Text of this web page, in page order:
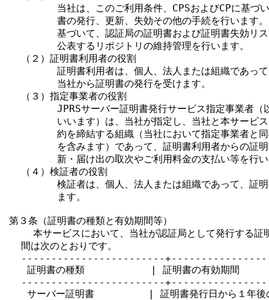
当社は、このご利用条件、CPSおよびCPに基づ
書の発行、更新、失効その他の手続を行います
基づいて、認証局の証明書および証明書失効リ
        公表するリポジトリの維持管理を行います。
  （２）証明書利用者の役割
証明書利用者は、個人、法人または組織であっ
        当社から証明書の発行を受けます。
  （３）指定事業者の役割
JPRSサーバー証明書発行サービス指定事業者（
いいます）は、当社が指定し、当社と本サービ
約を締結する組織（当社において指定事業者と
を含みます）であって、証明書利用者からの証
新・届け出の取次やご利用料金の支払い等を行
  （４）検証者の役割
検証者は、個人、法人または組織であって、証
        ます。
第３条（証明書の種類と有効期間等）
本サービスにおいて、当社が認証局として発行する証
  間は次のとおりです。
------------------------
   証明書の種類           | 証明書の有効期間
------------------------
サーバー証明書         | 証明書発行日から１年後